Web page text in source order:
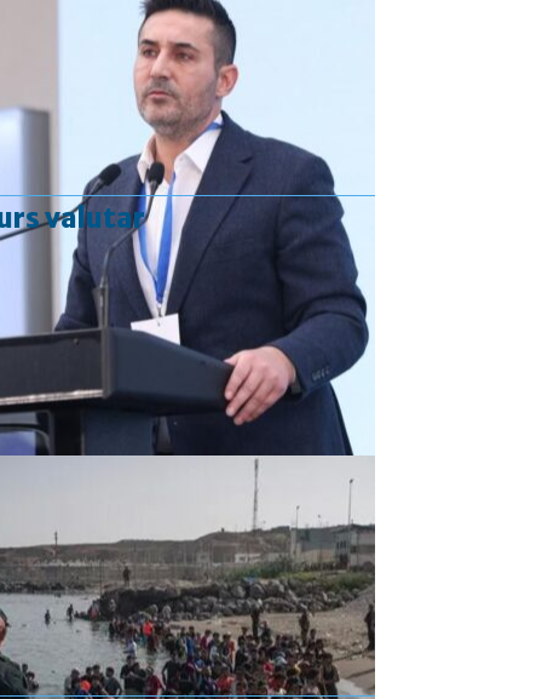
valutar
Curs valutar: 06 Aug 2026
EUR
: 5,2513 RON
+0,0024 ▲
: 4,5507 RON
+0,0027 ▲
+0,0011 ▲
GBP
: 6,1236 RON
-0,0008 ▼
Convertor valutar
Rezultat: -